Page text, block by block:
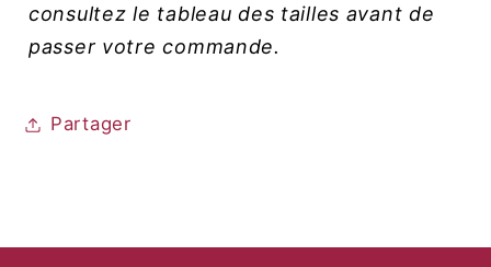
consultez le tableau des tailles avant de
passer votre commande.
Partager